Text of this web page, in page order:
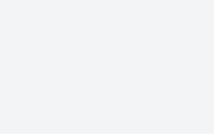
opens
opens
opens in new
opens in
opens in new
opens in new